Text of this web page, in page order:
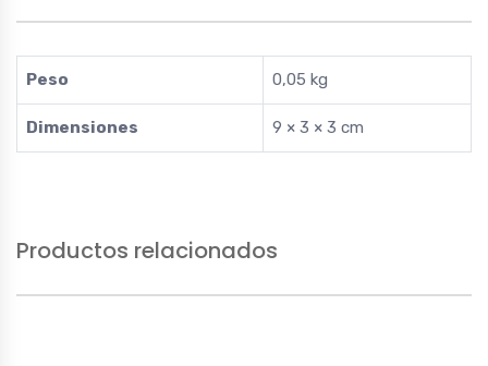
Peso 0,05 kg
Dimensiones 9 × 3 × 3 cm
Productos relacionados